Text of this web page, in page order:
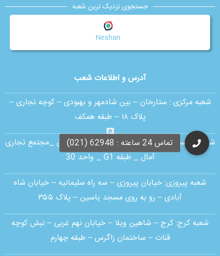
آدرس و اطلاعات شعب
شعبه مرکزی : ستارخان – بین شادمهر و بهبودی – کوچه نجاری –
پلاک ۱۸ – طبقه همکف
شعبه اقدسیه:بلوار ارتش _ بلوار مژدی _ بلوار وثوق _مجتمع تجاری
آمال _ طبقه G1 _ واحد 30
شعبه پیروزی: خیابان پیروزی – سه راه سلیمانیه – خیابان شاه
آبادی – رو به روی مسجد یاسین – پلاک ۳۵۵
شعبه کرج:کرج – شاهین ویلا – خیابان نهم غربی – نبش کوچه
قنات – ساختمان زاگرس – طبقه چهارم
جستجوی نزدیک ترین شعبه
Neshan